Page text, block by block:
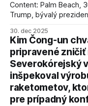
Content: Palm Beach,
Trump, bývalý
kľúčové pre úspešné
AFP informuje, že
podmienky dohody o
30. dec 2025
Kim Čong-un
pripravené
Severokórejský
inšpekoval
raketometov,
pre prípadný